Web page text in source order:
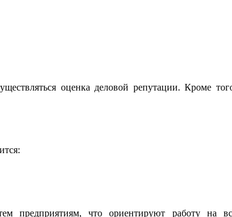
оценка деловой репутации. Кроме
предприятиям, что ориентируют работу на